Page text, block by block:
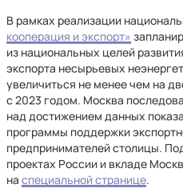
В рамках реализации
кооперация и экспорт»
из национальных целей
экспорта несырьевых
увеличиться не менее чем на
с 2023 годом. Москва
над достижением данных
программы поддержки
предпринимателей столицы.
проектах России и вкладе
на специальной странице.